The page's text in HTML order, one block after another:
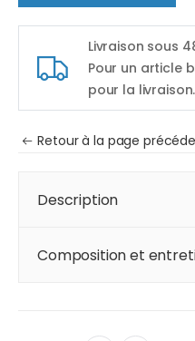
Livraison sous
Pour un article
pour la livraison.
Retour à la page
Description
Composition et